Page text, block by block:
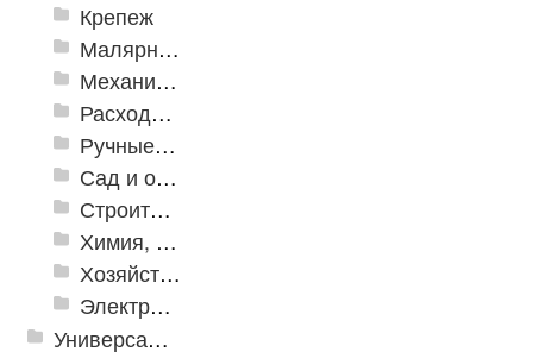
Крепеж
Малярно-штукатурные инструменты
Механизированные инструменты
Расходные инструменты
Ручные инструменты
Сад и огород
Строительная Химия и принадлежности
Химия, крепеж, СИЗ
Хозяйственные принадлежности
Электрика и свет
Универсальные модульные покрытия